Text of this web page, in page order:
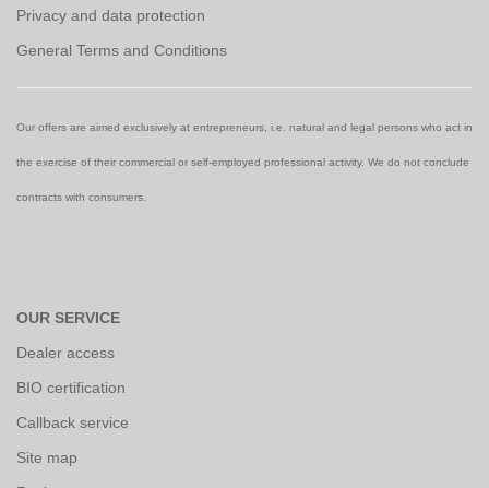
Privacy and data protection
General Terms and Conditions
Our offers are aimed exclusively at entrepreneurs, i.e. natural and legal persons who act in
the exercise of their commercial or self-employed professional activity. We do not conclude
contracts with consumers.
OUR SERVICE
Dealer access
BIO certification
Callback service
Site map